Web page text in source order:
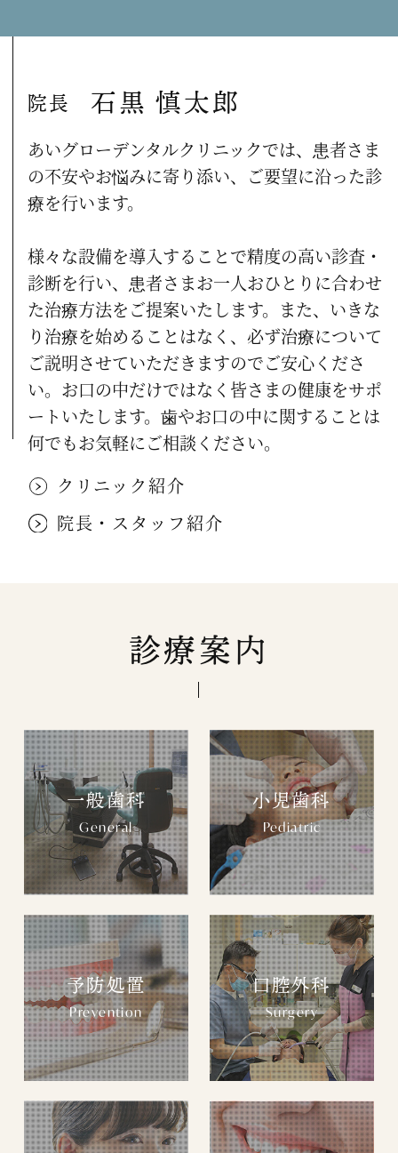
2011.08.28
2011.08.20
2011.08.20
楽しかったお盆休み～院長編～
お盆休みのお知らせ
2011.07.19
久々の休日
2011.07.06
iGrow DENTAL CLINIC +KIDS
2011.06.29
リニューアル！＆Blogはじめます！
院長 石黒 慎太郎
あいグローデンタルクリニックでは、患者さま
の不安やお悩みに寄り添い、ご要望に沿った診
療を行います。
様々な設備を導入することで精度の高い診査・
診断を行い、患者さまお一人おひとりに合わせ
た治療方法をご提案いたします。 また、いきな
り治療を始めることはなく、必ず治療について
ご説明させていただきますのでご安心くださ
い。 お口の中だけではなく皆さまの健康をサポ
ートいたします。 歯やお口の中に関することは
何でもお気軽にご相談ください。
クリニック紹介
院長・スタッフ紹介
診療案内
一般歯科
General
小児歯科
Pediatric
予防処置
Prevention
口腔外科
Surgery